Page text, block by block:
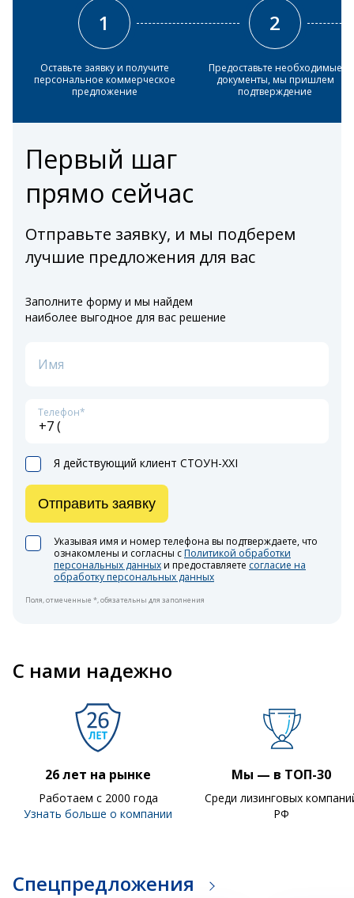
1
Оставьте заявку и получите
персональное коммерческое
предложение
2
Предоставьте необходимые
документы, мы пришлем
подтверждение
Первый шаг
прямо сейчас
Отправьте заявку, и мы подберем
лучшие предложения для вас
Заполните форму и мы найдем
наиболее выгодное для вас решение
Имя
Телефон*
Я действующий клиент СТОУН-XXI
Указывая имя и номер телефона вы подтверждаете, что
ознакомлены и согласны с Политикой обработки
персональных данныхи предоставляете согласие на
обработку персональных данных
Отправить заявку
Поля, отмеченные *, обязательны для заполнения
С нами надежно
26 лет на рынке
Работаем с 2000 года
Узнать больше о компании
Мы — в ТОП-30
Среди лизинговых
РФ
Спецпредложения